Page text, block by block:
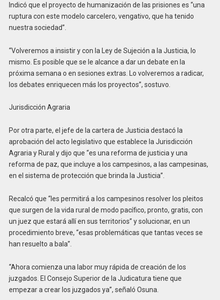
Indicó que el proyecto de humanización de las prisiones es “una
ruptura con este modelo carcelero, vengativo, que ha tenido
nuestra sociedad”.
“Volveremos a insistir y con la Ley de Sujeción a la Justicia, lo
mismo. Es posible que se le alcance a dar un debate en la
próxima semana o en sesiones extras. Lo volveremos a radicar,
los debates enriquecen más los proyectos”, sostuvo.
Jurisdicción Agraria
Por otra parte, el jefe de la cartera de Justicia destacó la
aprobación del acto legislativo que establece la Jurisdicción
Agraria y Rural y dijo que “es una reforma de justicia y una
reforma de paz, que incluye a los campesinos, a las campesinas,
en el sistema de protección que brinda la Justicia”.
Recalcó que “les permitirá a los campesinos resolver los pleitos
que surgen de la vida rural de modo pacífico, pronto, gratis, con
un juez que estará allí en sus territorios” y solucionar, en un
procedimiento breve, “esas problemáticas que tantas veces se
han resuelto a bala”.
“Ahora comienza una labor muy rápida de creación de los
juzgados. El Consejo Superior de la Judicatura tiene que
empezar a crear los juzgados ya”, señaló Osuna.